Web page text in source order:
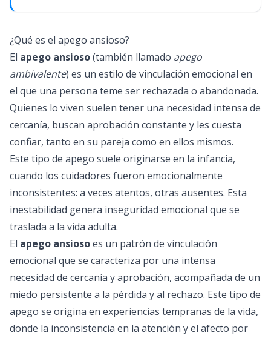
¿Qué es el apego ansioso?
El apego ansioso(también llamado apego
ambivalente) es un estilo de vinculación emocional en
el que una persona teme ser rechazada o abandonada.
Quienes lo viven suelen tener una necesidad intensa de
cercanía, buscan aprobación constante y les cuesta
confiar, tanto en su pareja como en ellos mismos.
Este tipo de apego suele originarse en la infancia,
cuando los cuidadores fueron emocionalmente
inconsistentes: a veces atentos, otras ausentes. Esta
inestabilidad genera inseguridad emocional que se
traslada a la vida adulta.
El apego ansiosoes un patrón de vinculación
emocional que se caracteriza por una intensa
necesidad de cercanía y aprobación, acompañada de un
miedo persistente a la pérdida y al rechazo. Este tipo de
apego se origina en experiencias tempranas de la vida,
donde la inconsistencia en la atención y el afecto por